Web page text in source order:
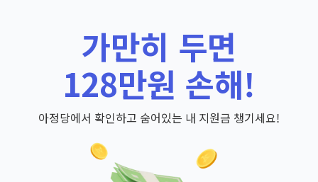
가만히 두면
128만원 손해!
아정당에서 확인하고 숨어있는 내 지원금 챙기세요!